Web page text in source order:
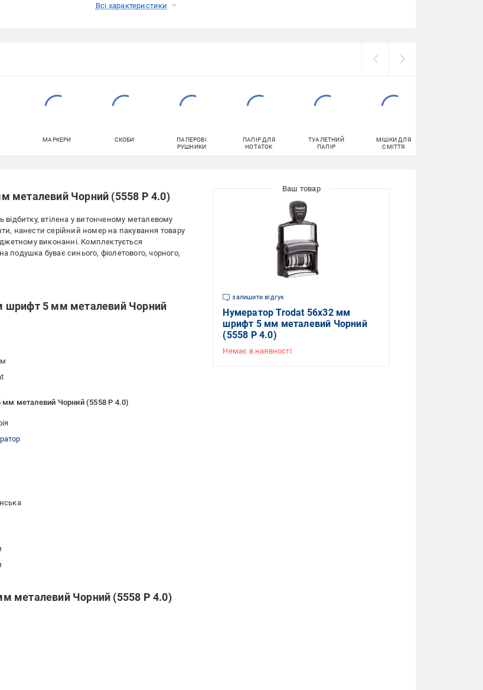
Всі характеристики
МАРКЕРИ СКОБИ
ПАПЕРОВІ
РУШНИКИ
ПАПІР ДЛЯ
НОТАТОК
ТУАЛЕТНИЙ
ПАПІР
МІШКИ ДЛЯ
СМІТТЯ
металевий Чорний (5558 P 4.0)
відбитку, втілена у витонченому металевому
нанести серійний номер на пакування товару
виконанні. Комплектується
буває синього, фіолетового, чорного,
шрифт 5 мм металевий Чорний
металевий Чорний (5558 P 4.0)
металевий Чорний (5558 P 4.0)
залишити відгук
Нумератор Trodat 56x32 мм
шрифт 5 мм металевий Чорний
(5558 P 4.0)
Немає в наявності